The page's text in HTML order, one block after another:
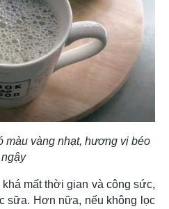
màu vàng nhạt, hương vị béo
ngậy
mất thời gian và công sức,
sữa. Hơn nữa, nếu không lọc